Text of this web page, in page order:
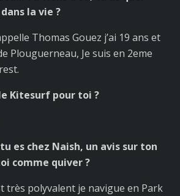
la vie ?
Thomas Gouez j’ai 19 ans et
Plouguerneau, Je suis en 2eme
Kitesurf pour toi ?
es chez Naish, un avis sur ton
comme quiver ?
très polyvalent je navigue en Park